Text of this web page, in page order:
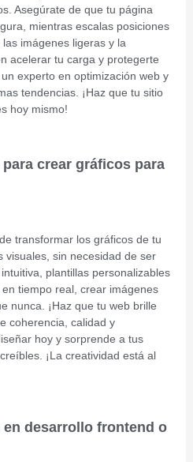
Asegúrate de que tu página
mientras escalas posiciones
imágenes ligeras y la
acelerar tu carga y protegerte
experto en optimización web y
tendencias. ¡Haz que tu sitio
hoy mismo!
crear gráficos para
transformar los gráficos de tu
visuales, sin necesidad de ser
plantillas personalizables
tiempo real, crear imágenes
nunca. ¡Haz que tu web brille
coherencia, calidad y
hoy y sorprende a tus
¡La creatividad está al
desarrollo frontend o